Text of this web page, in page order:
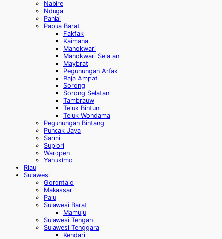
Nabire
Nduga
Paniai
Papua Barat
Fakfak
Kaimana
Manokwari
Manokwari Selatan
Maybrat
Pegunungan Arfak
Raja Ampat
Sorong
Sorong Selatan
Tambrauw
Teluk Bintuni
Teluk Wondama
Pegunungan Bintang
Puncak Jaya
Sarmi
Supiori
Waropen
Yahukimo
Riau
Sulawesi
Gorontalo
Makassar
Palu
Sulawesi Barat
Mamuju
Sulawesi Tengah
Sulawesi Tenggara
Kendari